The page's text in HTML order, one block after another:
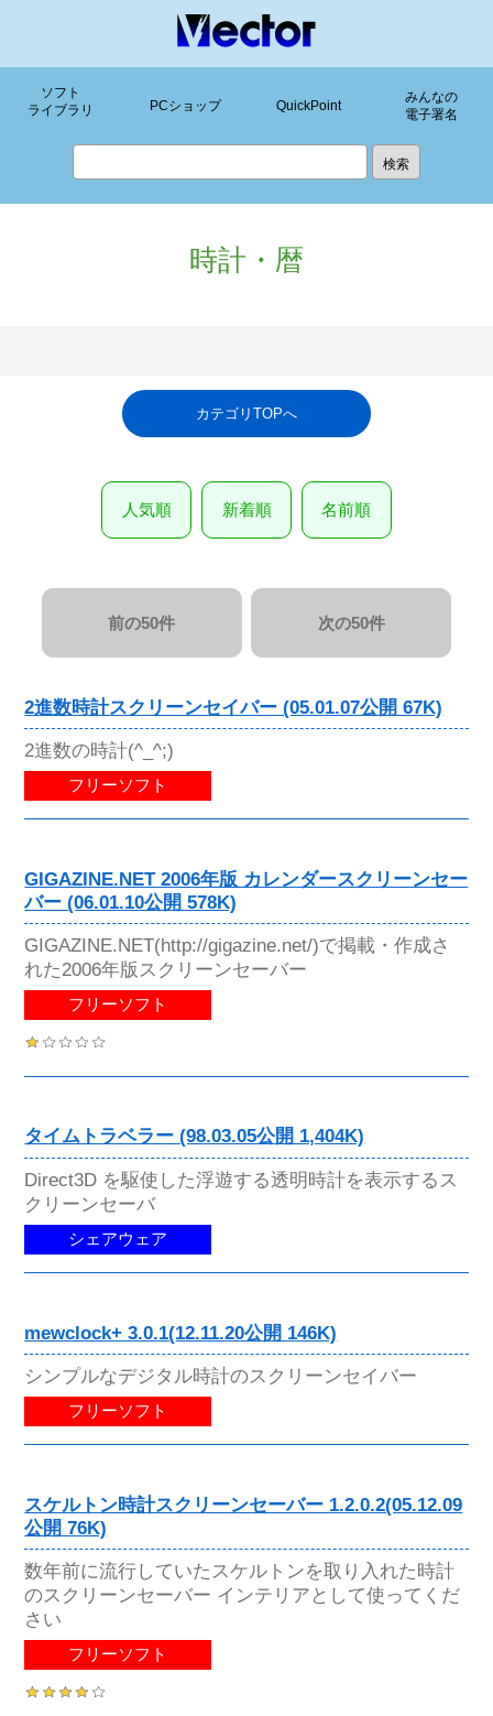
ソフト
ライブラリ
PCショップ QuickPoint
みんなの
電子署名
時計・暦
カテゴリTOPへ
人気順 新着順 名前順
前の50件 次の50件
2進数時計スクリーンセイバー (05.01.07公開 67K)
2進数の時計(^_^;)
フリーソフト
GIGAZINE.NET 2006年版 カレンダースクリーンセー
バー (06.01.10公開 578K)
GIGAZINE.NET(http://gigazine.net/)で掲載・作成さ
れた2006年版スクリーンセーバー
フリーソフト
タイムトラベラー (98.03.05公開 1,404K)
Direct3D を駆使した浮遊する透明時計を表示するス
クリーンセーバ
シェアウェア
mewclock+ 3.0.1(12.11.20公開 146K)
シンプルなデジタル時計のスクリーンセイバー
フリーソフト
スケルトン時計スクリーンセーバー 1.2.0.2(05.12.09
公開 76K)
数年前に流行していたスケルトンを取り入れた時計
のスクリーンセーバー インテリアとして使ってくだ
さい
フリーソフト